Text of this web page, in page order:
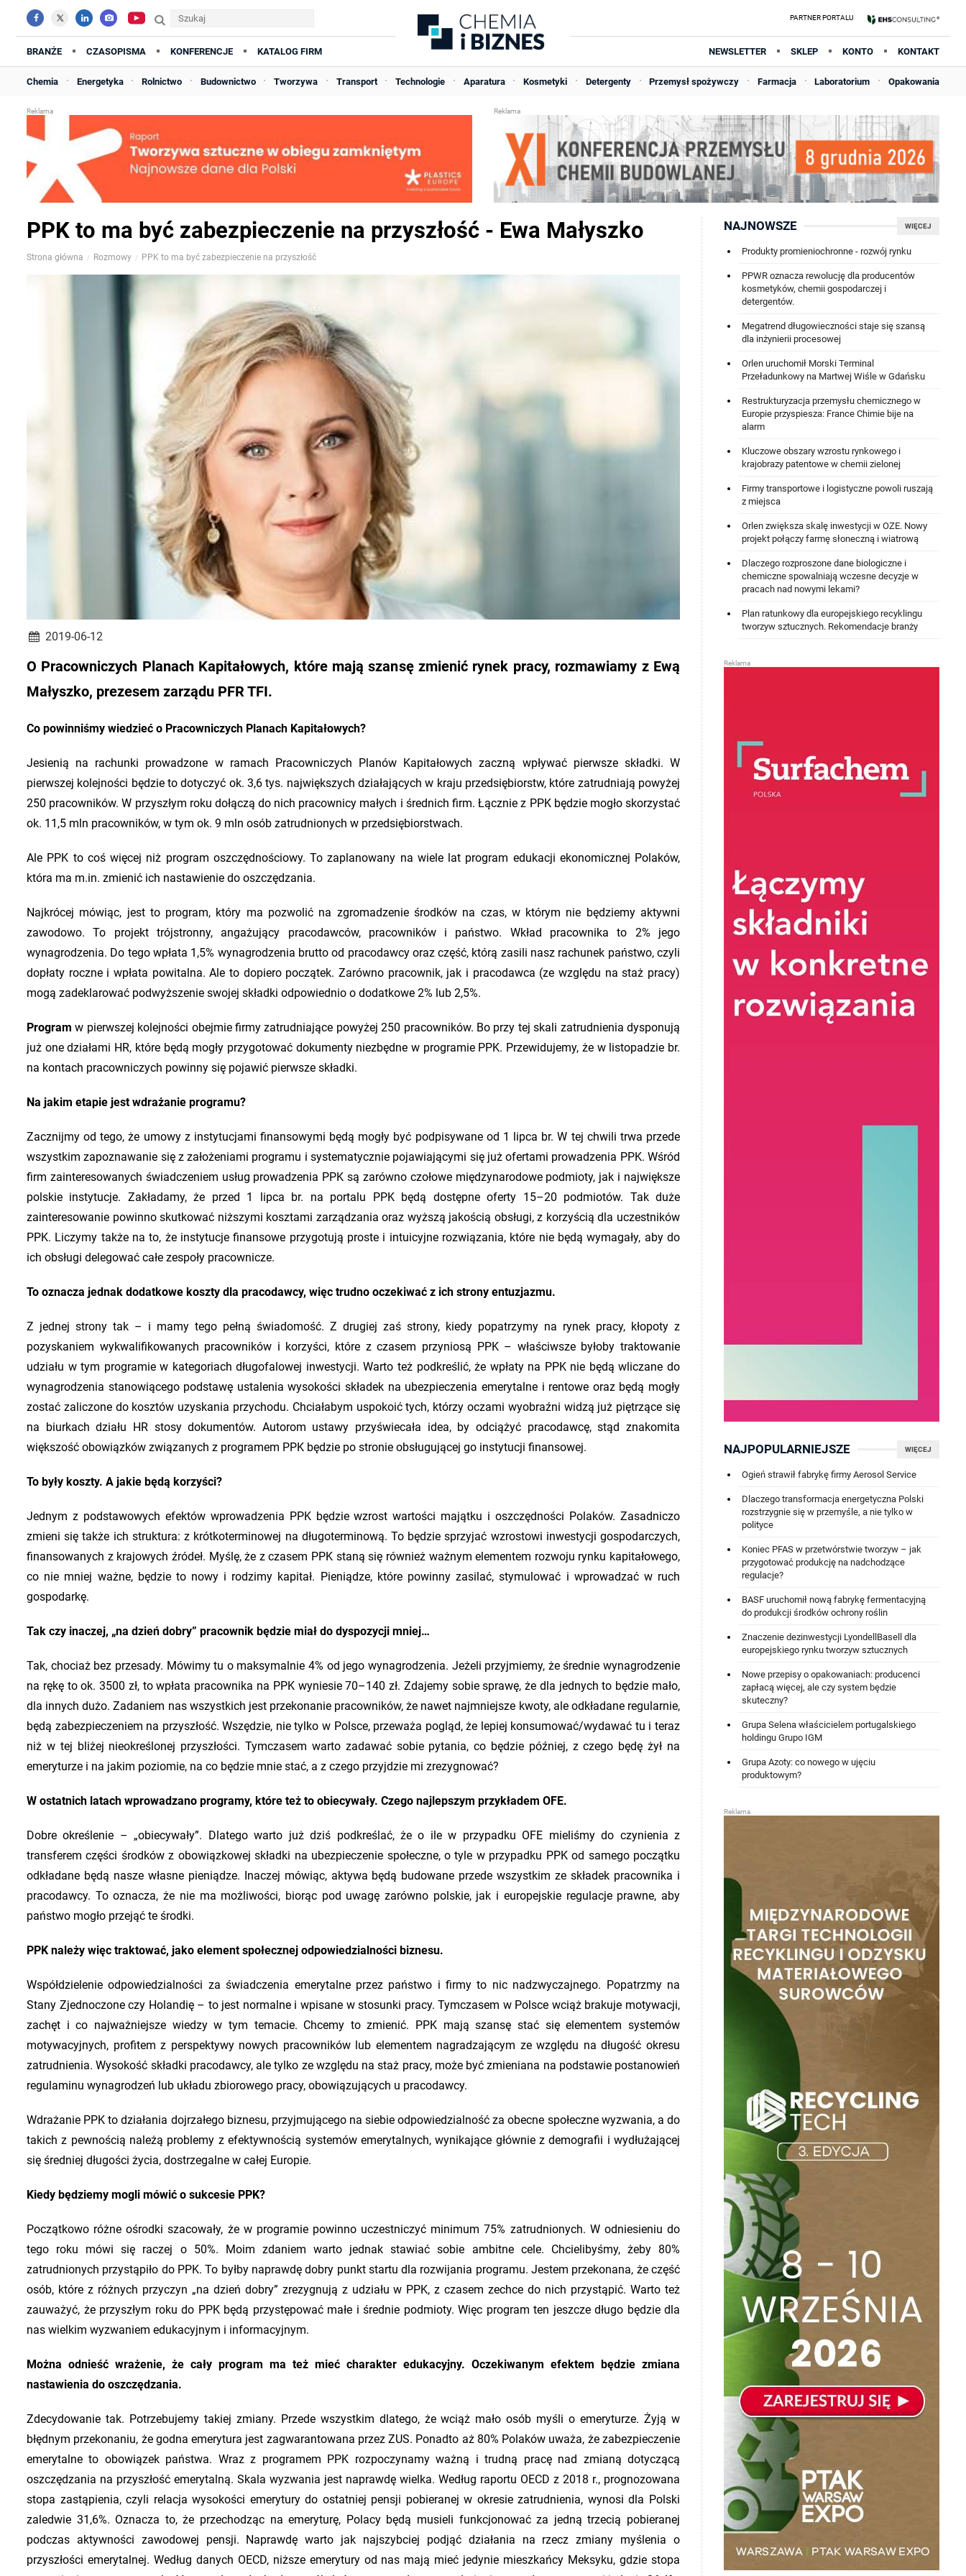
BRANŻE CZASOPISMA KONFERENCJE KATALOG FIRM NEWSLETTER SKLEP KONTO KONTAKT
Chemia Energetyka Rolnictwo Budownictwo Tworzywa Transport Technologie Aparatura Kosmetyki Detergenty Przemysł spożywczy Farmacja Laboratorium Opakowania
PPK to ma być zabezpieczenie na przyszłość - Ewa Małyszko
Strona główna Rozmowy PPK to ma być zabezpieczenie na przyszłość
2019-06-12
O Pracowniczych Planach Kapitałowych, które mają szansę zmienić rynek pracy, rozmawiamy z Ewą
Małyszko, prezesem zarządu PFR TFI.
Co powinniśmy wiedzieć o Pracowniczych Planach Kapitałowych?
Jesienią na rachunki prowadzone w ramach Pracowniczych Planów Kapitałowych zaczną wpływać pierwsze składki. W
pierwszej kolejności będzie to dotyczyć ok. 3,6 tys. największych działających w kraju przedsiębiorstw, które zatrudniają powyżej
250 pracowników. W przyszłym roku dołączą do nich pracownicy małych i średnich firm. Łącznie z PPK będzie mogło skorzystać
ok. 11,5 mln pracowników, w tym ok. 9 mln osób zatrudnionych w przedsiębiorstwach.
Ale PPK to coś więcej niż program oszczędnościowy. To zaplanowany na wiele lat program edukacji ekonomicznej Polaków,
która ma m.in. zmienić ich nastawienie do oszczędzania.
Najkrócej mówiąc, jest to program, który ma pozwolić na zgromadzenie środków na czas, w którym nie będziemy aktywni
zawodowo. To projekt trójstronny, angażujący pracodawców, pracowników i państwo. Wkład pracownika to 2% jego
wynagrodzenia. Do tego wpłata 1,5% wynagrodzenia brutto od pracodawcy oraz część, którą zasili nasz rachunek państwo, czyli
dopłaty roczne i wpłata powitalna. Ale to dopiero początek. Zarówno pracownik, jak i pracodawca (ze względu na staż pracy)
mogą zadeklarować podwyższenie swojej składki odpowiednio o dodatkowe 2% lub 2,5%.
Programw pierwszej kolejności obejmie firmy zatrudniające powyżej 250 pracowników. Bo przy tej skali zatrudnienia dysponują
już one działami HR, które będą mogły przygotować dokumenty niezbędne w programie PPK. Przewidujemy, że w listopadzie br.
na kontach pracowniczych powinny się pojawić pierwsze składki.
Na jakim etapie jest wdrażanie programu?
Zacznijmy od tego, że umowy z instytucjami finansowymi będą mogły być podpisywane od 1 lipca br. W tej chwili trwa przede
wszystkim zapoznawanie się z założeniami programu i systematycznie pojawiającymi się już ofertami prowadzenia PPK. Wśród
firm zainteresowanych świadczeniem usług prowadzenia PPK są zarówno czołowe międzynarodowe podmioty, jak i największe
polskie instytucje. Zakładamy, że przed 1 lipca br. na portalu PPK będą dostępne oferty 15–20 podmiotów. Tak duże
zainteresowanie powinno skutkować niższymi kosztami zarządzania oraz wyższą jakością obsługi, z korzyścią dla uczestników
PPK. Liczymy także na to, że instytucje finansowe przygotują proste i intuicyjne rozwiązania, które nie będą wymagały, aby do
ich obsługi delegować całe zespoły pracownicze.
To oznacza jednak dodatkowe koszty dla pracodawcy, więc trudno oczekiwać z ich strony entuzjazmu.
Z jednej strony tak – i mamy tego pełną świadomość. Z drugiej zaś strony, kiedy popatrzymy na rynek pracy, kłopoty z
pozyskaniem wykwalifikowanych pracowników i korzyści, które z czasem przyniosą PPK – właściwsze byłoby traktowanie
udziału w tym programie w kategoriach długofalowej inwestycji. Warto też podkreślić, że wpłaty na PPK nie będą wliczane do
wynagrodzenia stanowiącego podstawę ustalenia wysokości składek na ubezpieczenia emerytalne i rentowe oraz będą mogły
zostać zaliczone do kosztów uzyskania przychodu. Chciałabym uspokoić tych, którzy oczami wyobraźni widzą już piętrzące się
na biurkach działu HR stosy dokumentów. Autorom ustawy przyświecała idea, by odciążyć pracodawcę, stąd znakomita
większość obowiązków związanych z programem PPK będzie po stronie obsługującej go instytucji finansowej.
To były koszty. A jakie będą korzyści?
Jednym z podstawowych efektów wprowadzenia PPK będzie wzrost wartości majątku i oszczędności Polaków. Zasadniczo
zmieni się także ich struktura: z krótkoterminowej na długoterminową. To będzie sprzyjać wzrostowi inwestycji gospodarczych,
finansowanych z krajowych źródeł. Myślę, że z czasem PPK staną się również ważnym elementem rozwoju rynku kapitałowego,
co nie mniej ważne, będzie to nowy i rodzimy kapitał. Pieniądze, które powinny zasilać, stymulować i wprowadzać w ruch
gospodarkę.
Tak czy inaczej, „na dzień dobry” pracownik będzie miał do dyspozycji mniej…
Tak, chociaż bez przesady. Mówimy tu o maksymalnie 4% od jego wynagrodzenia. Jeżeli przyjmiemy, że średnie wynagrodzenie
na rękę to ok. 3500 zł, to wpłata pracownika na PPK wyniesie 70–140 zł. Zdajemy sobie sprawę, że dla jednych to będzie mało,
dla innych dużo. Zadaniem nas wszystkich jest przekonanie pracowników, że nawet najmniejsze kwoty, ale odkładane regularnie,
będą zabezpieczeniem na przyszłość. Wszędzie, nie tylko w Polsce, przeważa pogląd, że lepiej konsumować/wydawać tu i teraz
niż w tej bliżej nieokreślonej przyszłości. Tymczasem warto zadawać sobie pytania, co będzie później, z czego będę żył na
emeryturze i na jakim poziomie, na co będzie mnie stać, a z czego przyjdzie mi zrezygnować?
W ostatnich latach wprowadzano programy, które też to obiecywały. Czego najlepszym przykładem OFE.
Dobre określenie – „obiecywały”. Dlatego warto już dziś podkreślać, że o ile w przypadku OFE mieliśmy do czynienia z
transferem części środków z obowiązkowej składki na ubezpieczenie społeczne, o tyle w przypadku PPK od samego początku
odkładane będą nasze własne pieniądze. Inaczej mówiąc, aktywa będą budowane przede wszystkim ze składek pracownika i
pracodawcy. To oznacza, że nie ma możliwości, biorąc pod uwagę zarówno polskie, jak i europejskie regulacje prawne, aby
państwo mogło przejąć te środki.
PPK należy więc traktować, jako element społecznej odpowiedzialności biznesu.
Współdzielenie odpowiedzialności za świadczenia emerytalne przez państwo i firmy to nic nadzwyczajnego. Popatrzmy na
Stany Zjednoczone czy Holandię – to jest normalne i wpisane w stosunki pracy. Tymczasem w Polsce wciąż brakuje motywacji,
zachęt i co najważniejsze wiedzy w tym temacie. Chcemy to zmienić. PPK mają szansę stać się elementem systemów
motywacyjnych, profitem z perspektywy nowych pracowników lub elementem nagradzającym ze względu na długość okresu
zatrudnienia. Wysokość składki pracodawcy, ale tylko ze względu na staż pracy, może być zmieniana na podstawie postanowień
regulaminu wynagrodzeń lub układu zbiorowego pracy, obowiązujących u pracodawcy.
Wdrażanie PPK to działania dojrzałego biznesu, przyjmującego na siebie odpowiedzialność za obecne społeczne wyzwania, a do
takich z pewnością należą problemy z efektywnością systemów emerytalnych, wynikające głównie z demografii i wydłużającej
się średniej długości życia, dostrzegalne w całej Europie.
Kiedy będziemy mogli mówić o sukcesie PPK?
Początkowo różne ośrodki szacowały, że w programie powinno uczestniczyć minimum 75% zatrudnionych. W odniesieniu do
tego roku mówi się raczej o 50%. Moim zdaniem warto jednak stawiać sobie ambitne cele. Chcielibyśmy, żeby 80%
zatrudnionych przystąpiło do PPK. To byłby naprawdę dobry punkt startu dla rozwijania programu. Jestem przekonana, że część
osób, które z różnych przyczyn „na dzień dobry” zrezygnują z udziału w PPK, z czasem zechce do nich przystąpić. Warto też
zauważyć, że przyszłym roku do PPK będą przystępować małe i średnie podmioty. Więc program ten jeszcze długo będzie dla
nas wielkim wyzwaniem edukacyjnym i informacyjnym.
Można odnieść wrażenie, że cały program ma też mieć charakter edukacyjny. Oczekiwanym efektem będzie zmiana
nastawienia do oszczędzania.
Zdecydowanie tak. Potrzebujemy takiej zmiany. Przede wszystkim dlatego, że wciąż mało osób myśli o emeryturze. Żyją w
błędnym przekonaniu, że godna emerytura jest zagwarantowana przez ZUS. Ponadto aż 80% Polaków uważa, że zabezpieczenie
emerytalne to obowiązek państwa. Wraz z programem PPK rozpoczynamy ważną i trudną pracę nad zmianą dotyczącą
oszczędzania na przyszłość emerytalną. Skala wyzwania jest naprawdę wielka. Według raportu OECD z 2018 r., prognozowana
stopa zastąpienia, czyli relacja wysokości emerytury do ostatniej pensji pobieranej w okresie zatrudnienia, wynosi dla Polski
zaledwie 31,6%. Oznacza to, że przechodząc na emeryturę, Polacy będą musieli funkcjonować za jedną trzecią pobieranej
podczas aktywności zawodowej pensji. Naprawdę warto jak najszybciej podjąć działania na rzecz zmiany myślenia o
przyszłości emerytalnej. Według danych OECD, niższe emerytury od nas mają mieć jedynie mieszkańcy Meksyku, gdzie stopa
WIĘCEJ
NAJNOWSZE
Produkty promieniochronne - rozwój rynku
PPWR oznacza rewolucję dla producentów
kosmetyków, chemii gospodarczej i
detergentów.
Megatrend długowieczności staje się szansą
dla inżynierii procesowej
Orlen uruchomił Morski Terminal
Przeładunkowy na Martwej Wiśle w Gdańsku
Restrukturyzacja przemysłu chemicznego w
Europie przyspiesza: France Chimie bije na
alarm
Kluczowe obszary wzrostu rynkowego i
krajobrazy patentowe w chemii zielonej
Firmy transportowe i logistyczne powoli ruszają
z miejsca
Orlen zwiększa skalę inwestycji w OZE. Nowy
projekt połączy farmę słoneczną i wiatrową
Dlaczego rozproszone dane biologiczne i
chemiczne spowalniają wczesne decyzje w
pracach nad nowymi lekami?
Plan ratunkowy dla europejskiego recyklingu
tworzyw sztucznych. Rekomendacje branży
WIĘCEJ
NAJPOPULARNIEJSZE
Ogień strawił fabrykę firmy Aerosol Service
Dlaczego transformacja energetyczna Polski
rozstrzygnie się w przemyśle, a nie tylko w
polityce
Koniec PFAS w przetwórstwie tworzyw – jak
przygotować produkcję na nadchodzące
regulacje?
BASF uruchomił nową fabrykę fermentacyjną
do produkcji środków ochrony roślin
Znaczenie dezinwestycji LyondellBasell dla
europejskiego rynku tworzyw sztucznych
Nowe przepisy o opakowaniach: producenci
zapłacą więcej, ale czy system będzie
skuteczny?
Grupa Selena właścicielem portugalskiego
holdingu Grupo IGM
Grupa Azoty: co nowego w ujęciu
produktowym?